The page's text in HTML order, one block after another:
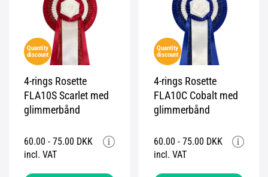
Quantity
discount
4-rings Rosette
FLA10S Scarlet med
glimmerbånd
60.00 - 75.00 DKK
incl. VAT
Quantity
discount
4-rings Rosette
FLA10C Cobalt med
glimmerbånd
60.00 - 75.00 DKK
incl. VAT